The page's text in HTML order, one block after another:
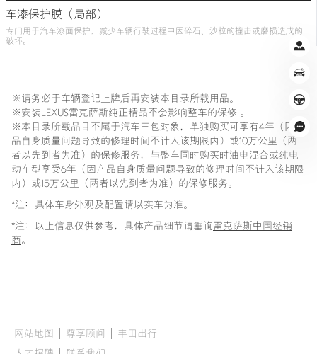
车漆保护膜（局部）
专门用于汽车漆面保护，减少车辆行驶过程中因碎石、沙粒的撞击或磨损造成的
破坏。
※请务必于车辆登记上牌后再安装本目录所载用品。
※安装LEXUS雷克萨斯纯正精品不会影响整车的保修 。
※本目录所载品目不属于汽车三包对象，单独购买可享有4年（因产
品自身质量问题导致的修理时间不计入该期限内）或10万公里（两
者以先到者为准）的保修服务，与整车同时购买时油电混合或纯电
动车型享受6年（因产品自身质量问题导致的修理时间不计入该期限
内）或15万公里（两者以先到者为准）的保修服务。
*注：具体车身外观及配置请以实车为准。
*注：以上信息仅供参考，具体产品细节请垂询雷克萨斯中国经销
商。
网站地图 尊享顾问
丰田出行